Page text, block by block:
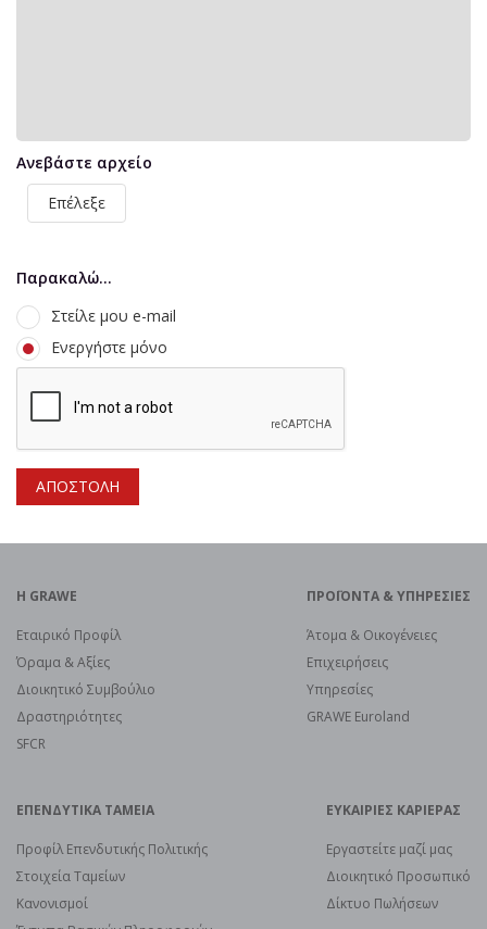
H GRAWE
Εταιρικό Προφίλ
Όραμα & Αξίες
Διοικητικό Συμβούλιο
Δραστηριότητες
SFCR
ΠΡΟΪOΝΤΑ & ΥΠΗΡΕΣΙΕΣ
Άτομα & Οικογένειες
Επιχειρήσεις
Υπηρεσίες
GRAWE Euroland
ΕΠΕΝΔΥΤΙΚΑ ΤΑΜΕΙΑ
Προφίλ Επενδυτικής Πολιτικής
Στοιχεία Ταμείων
Κανονισμοί
ΕΥΚΑΙΡΙΕΣ ΚΑΡΙΕΡΑΣ
Εργαστείτε μαζί μας
Διοικητικό Προσωπικό
Δίκτυο Πωλήσεων